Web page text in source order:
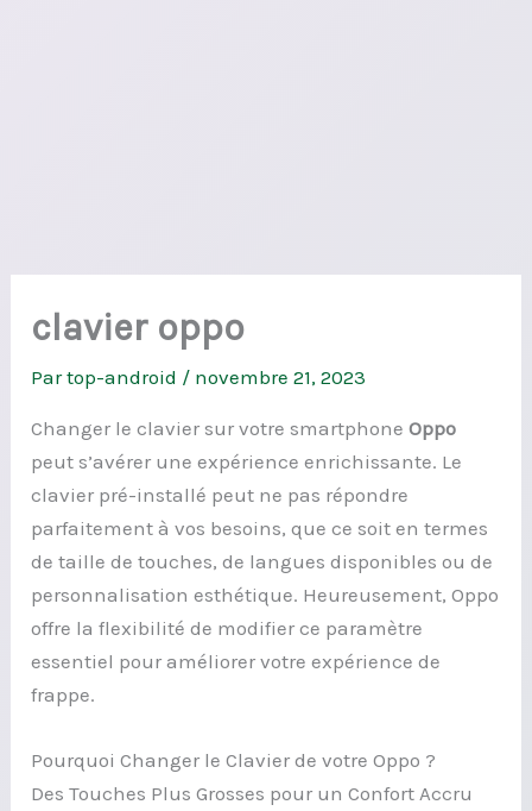
clavier oppo
Partop-android / novembre 21, 2023
Changer le clavier sur votre smartphoneOppo
peut s’avérer une expérience enrichissante. Le
clavier pré-installé peut ne pas répondre
parfaitement à vos besoins, que ce soit en termes
de taille de touches, de langues disponibles ou de
personnalisation esthétique. Heureusement, Oppo
offre la flexibilité de modifier ce paramètre
essentiel pour améliorer votre expérience de
frappe.
Pourquoi Changer le Clavier de votre Oppo ?
Des Touches Plus Grosses pour un Confort Accru